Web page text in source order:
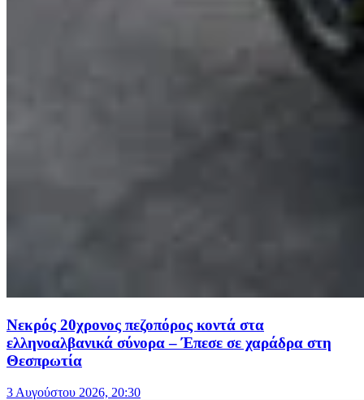
Νεκρός 20χρονος πεζοπόρος κοντά στα
ελληνοαλβανικά σύνορα – Έπεσε σε χαράδρα στη
Θεσπρωτία
3 Αυγούστου 2026, 20:30